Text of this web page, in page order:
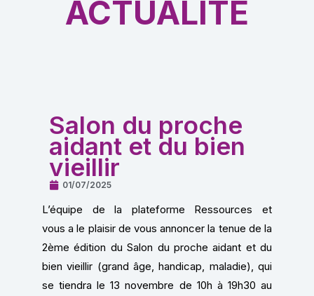
ACTUALITÉ
Salon du proche
aidant et du bien
vieillir
01/07/2025
L’équipe de la plateforme Ressources et
vous a le plaisir de vous annoncer la tenue de la
2ème édition du Salon du proche aidant et du
bien vieillir (grand âge, handicap, maladie), qui
se tiendra le 13 novembre de 10h à 19h30 au